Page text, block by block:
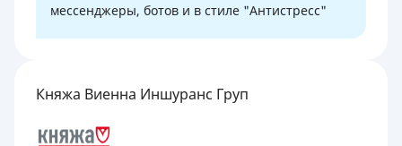
мессенджеры, ботов и в стиле "Антистресс"
Княжа Виенна Иншуранс Груп